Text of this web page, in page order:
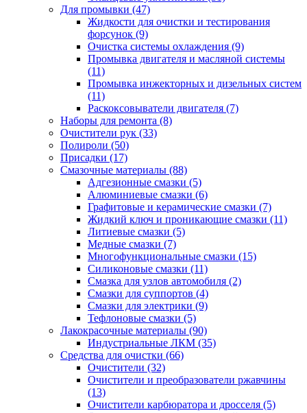
Для промывки (47)
Жидкости для очистки и тестирования
форсунок (9)
Очистка системы охлаждения (9)
Промывка двигателя и масляной системы
(11)
Промывка инжекторных и дизельных систем
(11)
Раскоксовыватели двигателя (7)
Наборы для ремонта (8)
Очистители рук (33)
Полироли (50)
Присадки (17)
Смазочные материалы (88)
Адгезионные смазки (5)
Алюминиевые смазки (6)
Графитовые и керамические смазки (7)
Жидкий ключ и проникающие смазки (11)
Литиевые смазки (5)
Медные смазки (7)
Многофункциональные смазки (15)
Силиконовые смазки (11)
Смазка для узлов автомобиля (2)
Смазки для суппортов (4)
Смазки для электрики (9)
Тефлоновые смазки (5)
Лакокрасочные материалы (90)
Индустриальные ЛКМ (35)
Средства для очистки (66)
Очистители (32)
Очистители и преобразователи ржавчины
(13)
Очистители карбюратора и дросселя (5)